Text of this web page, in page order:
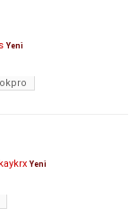
Yeni
Yeni